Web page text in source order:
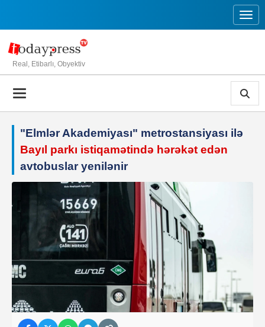
Real, Etibarlı, Obyektiv
"Elmlər Akademiyası" metrostansiyası ilə
Bayıl parkı istiqamətində hərəkət edən
avtobuslar yenilənir